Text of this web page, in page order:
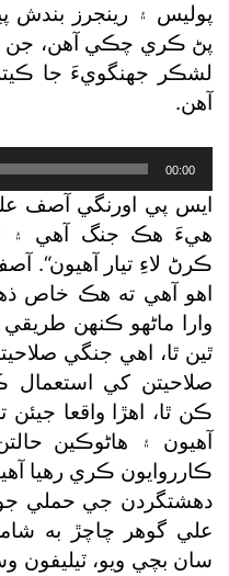
پوليس ۽ رينجرز بندش
پڻ ڪري چڪي آهن، جن
لشڪر جهنگويءَ جا
آهن.
00:00
ايس پي اورنگي آصف
هيءَ هڪ جنگ آهي ۽
ڪرڻ لاءِ تيار آهيون“.
اهو آهي ته هڪ خاص
وارا ماڻهو ڪنهن
ٿين ٿا، اهي جنگي
صلاحيتن کي استعمال
ڪن ٿا، اهڙا واقعا جيئن
آهيون ۽ هاڻوڪين
ڪارروايون ڪري رهيا
دهشتگردن جي حملي جو
علي گوهر چاچڙ به
سان بچي ويو، ٽيليفون